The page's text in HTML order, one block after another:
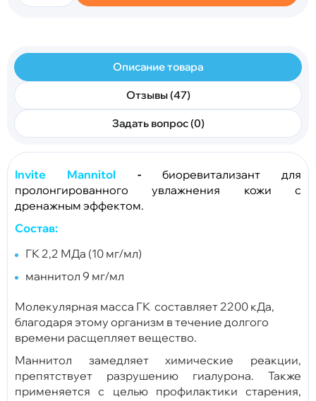
Описание товара
Отзывы (47)
Задать вопрос (0)
Invite Mannitol - биоревитализант для
пролонгированного увлажнения кожи с
дренажным эффектом.
Состав:
ГК 2,2 МДа (10 мг/мл)
маннитол 9 мг/мл
Молекулярная масса ГК составляет 2200 кДа,
благодаря этому организм в течение долгого
времени расщепляет вещество.
Маннитол замедляет химические реакции,
препятствует разрушению гиалурона. Также
применяется с целью профилактики старения,